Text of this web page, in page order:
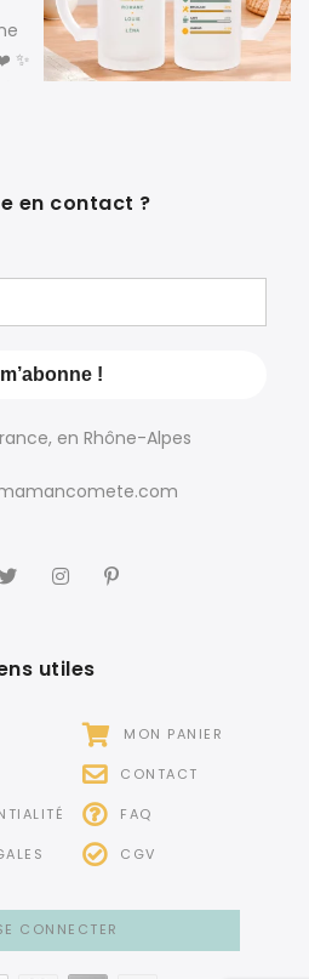
en contact ?
en Rhône-Alpes
utiles
MON PANIER
CONTACT
FAQ
CGV
CONNECTER